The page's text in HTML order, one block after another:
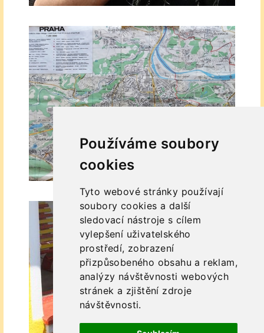
Používáme soubory
cookies
Tyto webové stránky používají
soubory cookies a další
sledovací nástroje s cílem
vylepšení uživatelského
prostředí, zobrazení
přizpůsobeného obsahu a reklam,
analýzy návštěvnosti webových
stránek a zjištění zdroje
návštěvnosti.